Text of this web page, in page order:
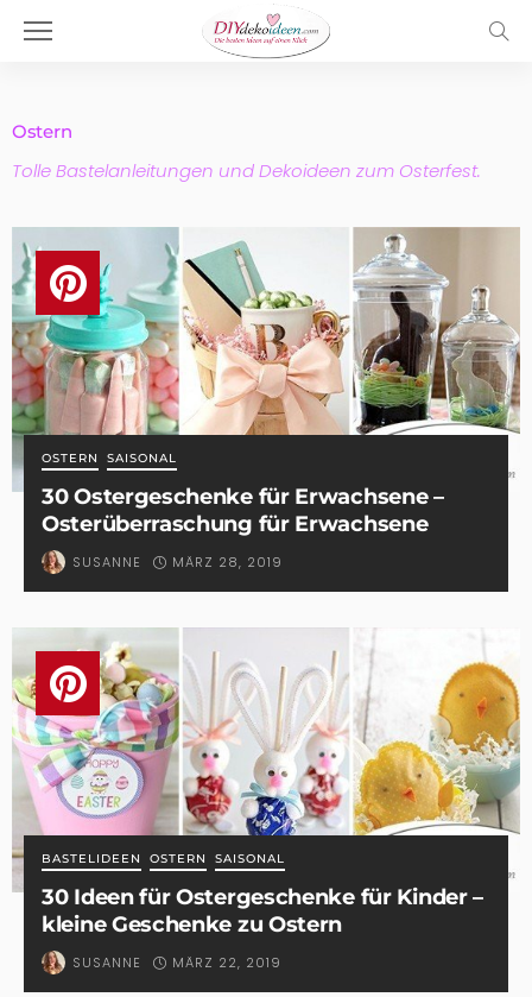
Ostern
Tolle Bastelanleitungen und Dekoideen zum Osterfest.
OSTERN SAISONAL
30 Ostergeschenke für Erwachsene –
Osterüberraschung für Erwachsene
SUSANNE MÄRZ 28, 2019
BASTELIDEEN OSTERN SAISONAL
30 Ideen für Ostergeschenke für Kinder –
kleine Geschenke zu Ostern
SUSANNE MÄRZ 22, 2019